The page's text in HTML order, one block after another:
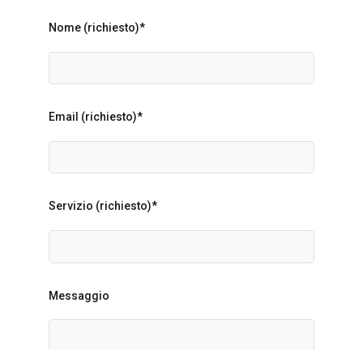
Nome (richiesto)*
Email (richiesto)*
Servizio (richiesto)*
Messaggio